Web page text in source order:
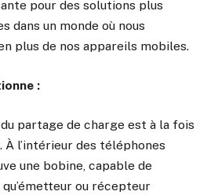
pour des solutions plus
dans un monde où nous
plus de nos appareils mobiles.
:
partage de charge est à la fois
l’intérieur des téléphones
une bobine, capable de
ou récepteur